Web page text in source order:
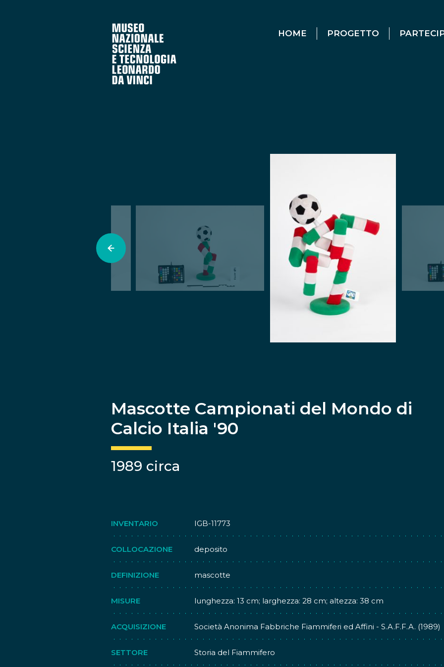
HOME PROGETTO
Mascotte Campionati del Mondo di
Calcio Italia '90
1989 circa
INVENTARIO IGB-11773
COLLOCAZIONE deposito
DEFINIZIONE mascotte
MISURE lunghezza: 13 cm; larghezza: 28 cm; altezza: 38 cm
ACQUISIZIONE Società Anonima Fabbriche Fiammiferi ed Affini - S.A.F.F.A. (1989)
SETTORE Storia del Fiammifero